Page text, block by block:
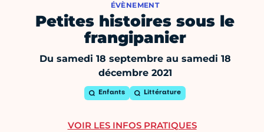
ÉVÈNEMENT
Petites histoires sous le
frangipanier
Du samedi 18 septembre au samedi 18
décembre 2021
Enfants Littérature
VOIR LES INFOS PRATIQUES